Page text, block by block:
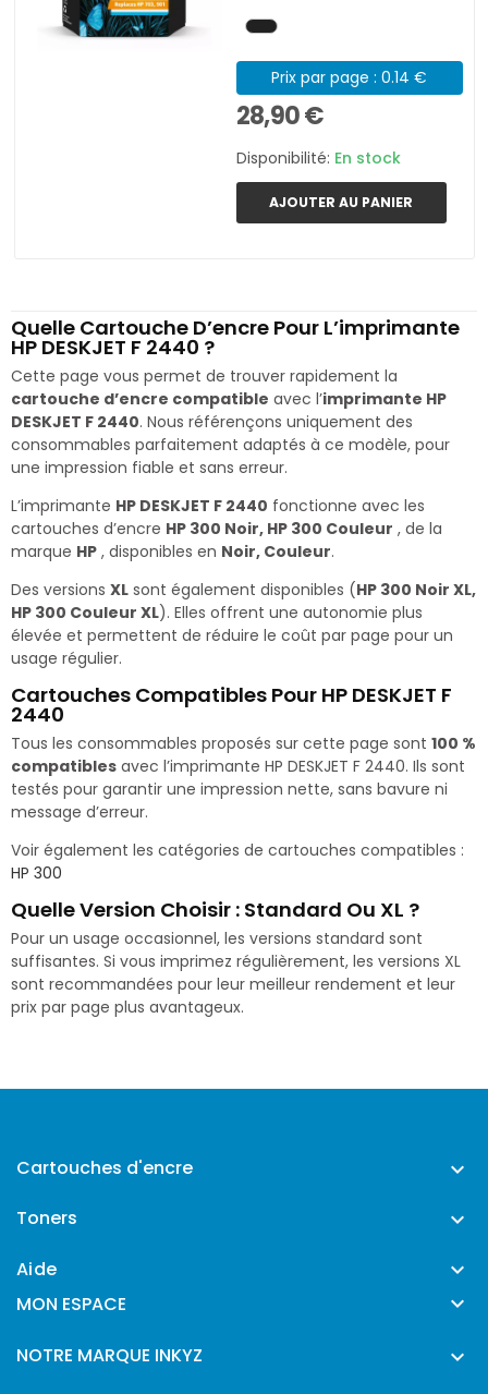
Prix par page : 0.14 €
28,90 €
Disponibilité: En stock
AJOUTER AU PANIER
Quelle Cartouche D’encre Pour L’imprimante
HP DESKJET F 2440 ?
Cette page vous permet de trouver rapidement la
cartouche d’encre compatible avec l’imprimante HP
DESKJET F 2440. Nous référençons uniquement des
consommables parfaitement adaptés à ce modèle, pour
une impression fiable et sans erreur.
L’imprimante HP DESKJET F 2440 fonctionne avec les
cartouches d’encre HP 300 Noir, HP 300 Couleur , de la
marque HP , disponibles en Noir, Couleur.
Des versions XL sont également disponibles (HP 300 Noir XL,
HP 300 Couleur XL). Elles offrent une autonomie plus
élevée et permettent de réduire le coût par page pour un
usage régulier.
Cartouches Compatibles Pour HP DESKJET F
2440
Tous les consommables proposés sur cette page sont 100 %
compatibles avec l’imprimante HP DESKJET F 2440. Ils sont
testés pour garantir une impression nette, sans bavure ni
message d’erreur.
Voir également les catégories de cartouches compatibles :
HP 300
Quelle Version Choisir : Standard Ou XL ?
Pour un usage occasionnel, les versions standard sont
suffisantes. Si vous imprimez régulièrement, les versions XL
sont recommandées pour leur meilleur rendement et leur
prix par page plus avantageux.
Cartouches d'encre 
Toners 
Aide 
MON ESPACE 
NOTRE MARQUE INKYZ 